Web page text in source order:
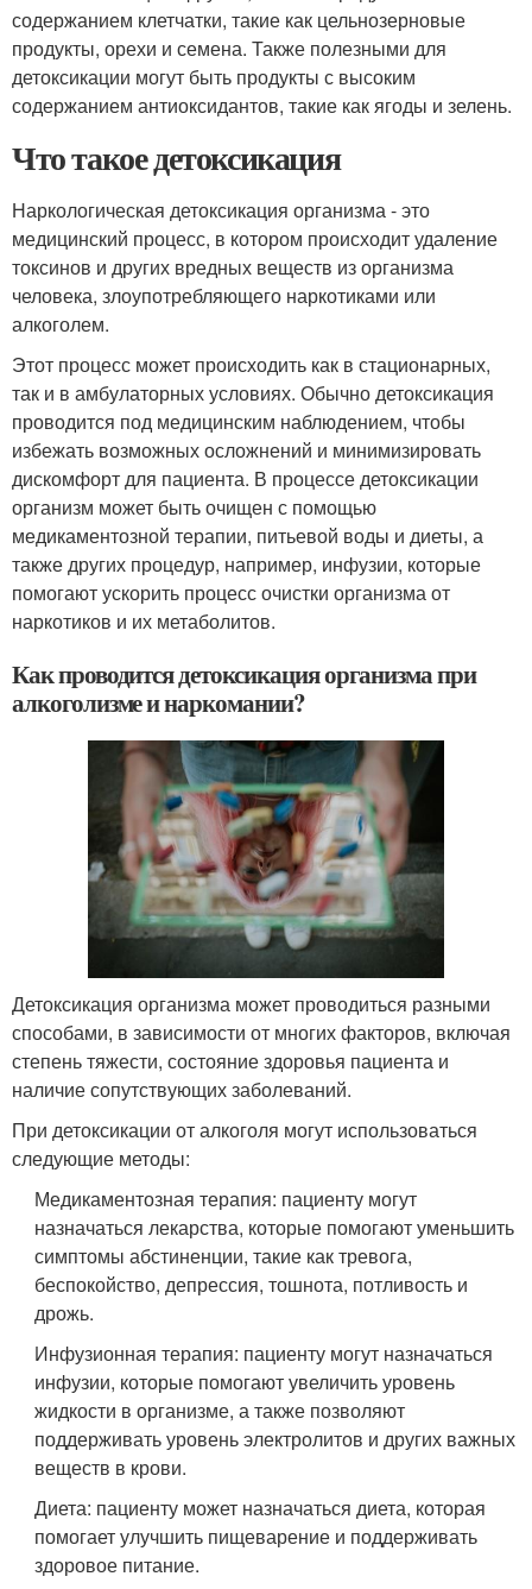
содержанием клетчатки, такие как цельнозерновые
продукты, орехи и семена. Также полезными для
детоксикации могут быть продукты с высоким
содержанием антиоксидантов, такие как ягоды и зелень.
Что такое детоксикация
Наркологическая детоксикация организма - это
медицинский процесс, в котором происходит удаление
токсинов и других вредных веществ из организма
человека, злоупотребляющего наркотиками или
алкоголем.
Этот процесс может происходить как в стационарных,
так и в амбулаторных условиях. Обычно детоксикация
проводится под медицинским наблюдением, чтобы
избежать возможных осложнений и минимизировать
дискомфорт для пациента. В процессе детоксикации
организм может быть очищен с помощью
медикаментозной терапии, питьевой воды и диеты, а
также других процедур, например, инфузии, которые
помогают ускорить процесс очистки организма от
наркотиков и их метаболитов.
Как проводится детоксикация организма при
алкоголизме и наркомании?
Детоксикация организма может проводиться разными
способами, в зависимости от многих факторов, включая
степень тяжести, состояние здоровья пациента и
наличие сопутствующих заболеваний.
При детоксикации от алкоголя могут использоваться
следующие методы:
Медикаментозная терапия: пациенту могут
назначаться лекарства, которые помогают уменьшить
симптомы абстиненции, такие как тревога,
беспокойство, депрессия, тошнота, потливость и
дрожь.
Инфузионная терапия: пациенту могут назначаться
инфузии, которые помогают увеличить уровень
жидкости в организме, а также позволяют
поддерживать уровень электролитов и других важных
веществ в крови.
Диета: пациенту может назначаться диета, которая
помогает улучшить пищеварение и поддерживать
здоровое питание.